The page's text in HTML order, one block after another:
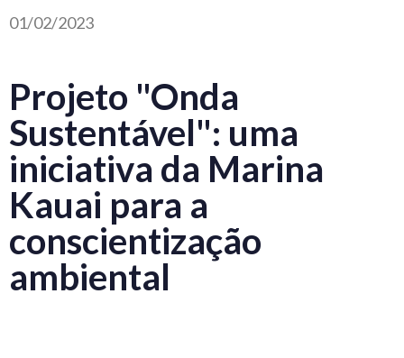
01/02/2023
Projeto "Onda
Sustentável": uma
iniciativa da Marina
Kauai para a
conscientização
ambiental